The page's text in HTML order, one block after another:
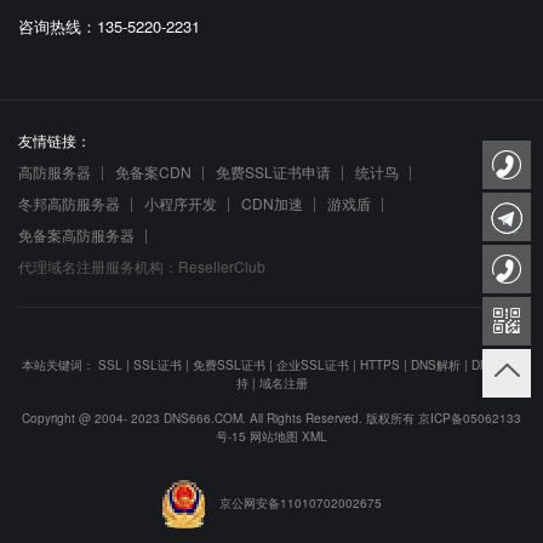
咨询热线：135-5220-2231
友情链接：
高防服务器
免备案CDN 免费SSL证书申请
统计鸟
冬邦高防服务器
小程序开发 CDN加速
游戏盾
免备案高防服务器
代理域名注册服务机构：ResellerClub
本站关键词： SSL | SSL证书 | 免费SSL证书 | 企业SSL证书 | HTTPS | DNS解析 | DNS防劫
持| 域名注册
Copyright @ 2004- 2023 DNS666.COM. All Rights Reserved. 版权所有 京ICP备05062133
号-15 网站地图 XML
京公网安备11010702002675